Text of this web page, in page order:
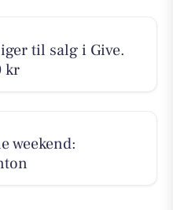
til salg i Give.
kr
weekend: